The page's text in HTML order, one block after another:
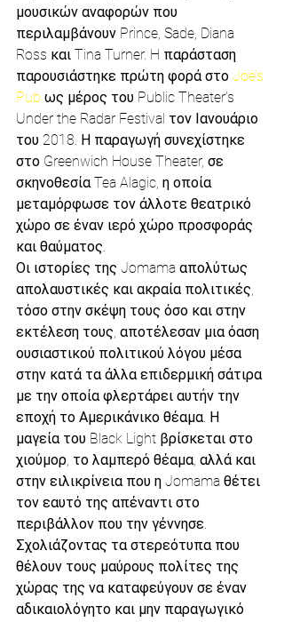
μουσικών αναφορών που
περιλαμβάνουν Prince, Sade, Diana
Ross και Tina Turner. H παράσταση
παρουσιάστηκε πρώτη φορά στο Joe’s
Pub ως μέρος του Public Theater’s
Under the Radar Festival τον Ιανουάριο
του 2018. Η παραγωγή συνεχίστηκε
στο Greenwich House Theater, σε
σκηνοθεσία Tea Alagic, η οποία
μεταμόρφωσε τον άλλοτε θεατρικό
χώρο σε έναν ιερό χώρο προσφοράς
και θαύματος.
Οι ιστορίες της Jomama απολύτως
απολαυστικές και ακραία πολιτικές,
τόσο στην σκέψη τους όσο και στην
εκτέλεση τους, αποτέλεσαν μια όαση
ουσιαστικού πολιτικού λόγου μέσα
στην κατά τα άλλα επιδερμική σάτιρα
με την οποία φλερτάρει αυτήν την
εποχή το Αμερικάνικο θέαμα. Η
μαγεία του Black Light βρίσκεται στο
χιούμορ, το λαμπερό θέαμα, αλλά και
στην ειλικρίνεια που η Jomama θέτει
τον εαυτό της απέναντι στο
περιβάλλον που την γέννησε.
Σχολιάζοντας τα στερεότυπα που
θέλουν τους μαύρους πολίτες της
χώρας της να καταφεύγουν σε έναν
αδικαιολόγητο και μην παραγωγικό